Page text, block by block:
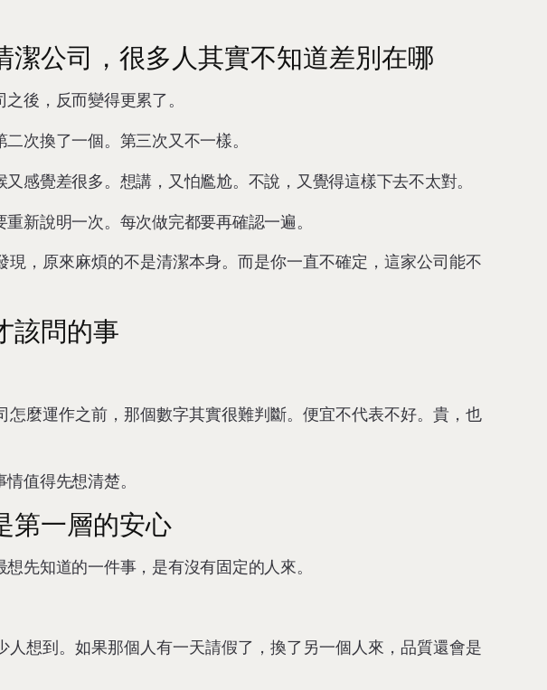
潔公司，很多人其實不知道差別在哪
後，反而變得更累了。
次換了一個。第三次又不一樣。
感覺差很多。想講，又怕尷尬。不說，又覺得這樣下去不太對。
新說明一次。每次做完都要再確認一遍。
現，原來麻煩的不是清潔本身。而是你一直不確定，這家公司能不
該問的事
怎麼運作之前，那個數字其實很難判斷。便宜不代表不好。貴，也
值得先想清楚。
第一層的安心
先知道的一件事，是有沒有固定的人來。
人想到。如果那個人有一天請假了，換了另一個人來，品質還會是